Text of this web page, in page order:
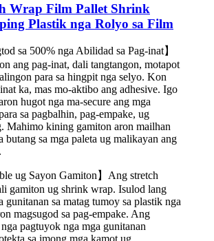
Wrap Film Pallet Shrink
Plastik nga Rolyo sa Film
sa 500% nga Abilidad sa Pag-inat】
ang pag-inat, dali tangtangon, motapot
para sa hingpit nga selyo. Kon
ka, mas mo-aktibo ang adhesive. Igo
hugot nga ma-secure ang mga
sa pagbalhin, pag-empake, ug
Mahimo kining gamiton aron mailhan
butang sa mga paleta ug malikayan ang
ug Sayon Gamiton】Ang stretch
gamiton ug shrink wrap. Isulod lang
gunitanan sa matag tumoy sa plastik nga
magsugod sa pag-empake. Ang
pagtuyok nga mga gunitanan